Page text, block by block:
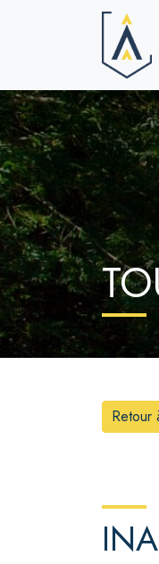
Retour